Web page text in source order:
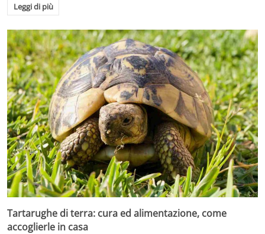
Leggi di più
Tartarughe di terra: cura ed alimentazione, come
accoglierle in casa